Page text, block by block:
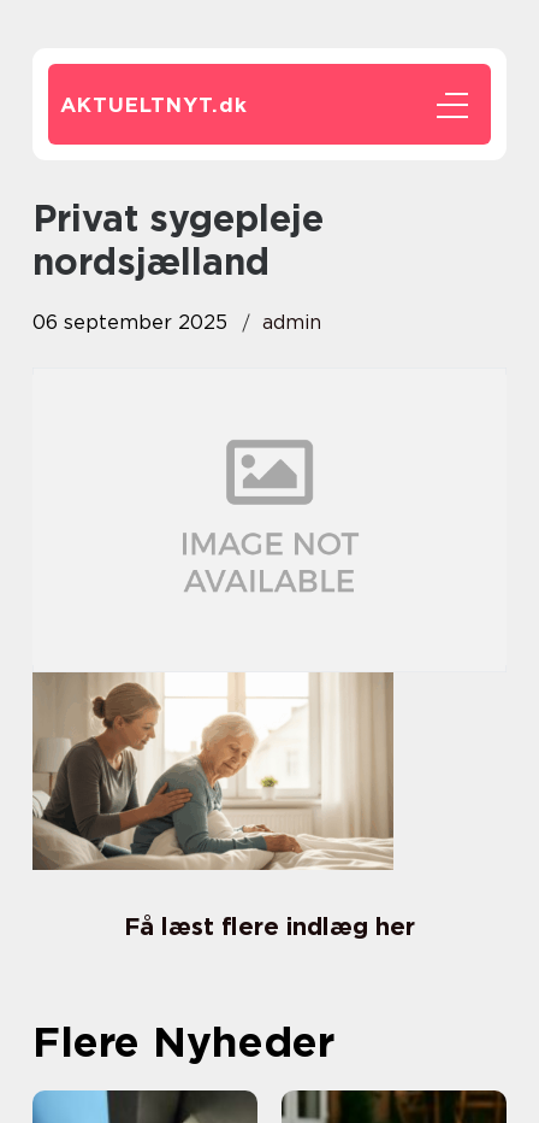
AKTUELTNYT.dk
Privat sygepleje
nordsjælland
06 september 2025 admin
Få læst flere indlæg her
Flere Nyheder